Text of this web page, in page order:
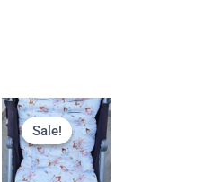
Sale!
Sale!
Izvorna
cijena
bila
je:
41,00 €.
Trenutna
cijena
je:
36,90 €.